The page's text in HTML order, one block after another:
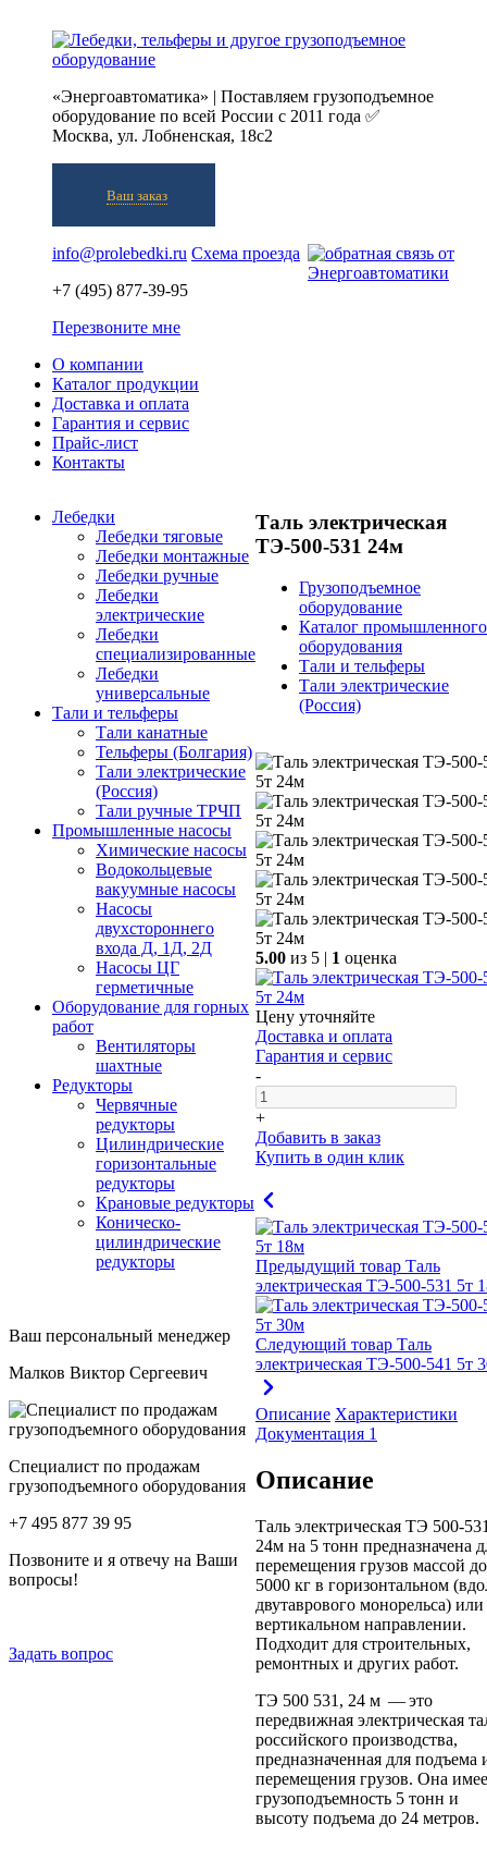
«Энергоавтоматика» | Поставляем грузоподъемное
оборудование по всей России с 2011 года ✅
Москва, ул. Лобненская, 18с2
Ваш заказ
info@prolebedki.ru Схема проезда
+7 (495) 877-39-95
Перезвоните мне
О компании
Каталог продукции
Доставка и оплата
Гарантия и сервис
Прайс-лист
Контакты
Лебедки
Лебедки тяговые
Лебедки монтажные
Лебедки ручные
Лебедки
электрические
Лебедки
специализированные
Лебедки
универсальные
Тали и тельферы
Тали канатные
Тельферы (Болгария)
Тали электрические
(Россия)
Тали ручные ТРЧП
Промышленные насосы
Химические насосы
Водокольцевые
вакуумные насосы
Насосы
двухстороннего
входа Д, 1Д, 2Д
Насосы ЦГ
герметичные
Оборудование для горных
работ
Вентиляторы
шахтные
Редукторы
Червячные
редукторы
Цилиндрические
горизонтальные
редукторы
Крановые редукторы
Коническо-
цилиндрические
редукторы
Ваш персональный менеджер
Малков Виктор Сергеевич
Специалист по продажам
грузоподъемного оборудования
+7 495 877 39 95
Позвоните и я отвечу на Ваши
вопросы!
Задать вопрос
Таль электрическая
ТЭ-500-531 24м
Грузоподъемное
оборудование
Каталог промышленного
оборудования
Тали и тельферы
Тали электрические
(Россия)
5.00 из 5 | 1 оценка
Цену уточняйте
Доставка и оплата
Гарантия и сервис
-
+
Добавить в заказ
Купить в один клик
Предыдущий товар Таль
электрическая ТЭ-500-531 5т
Следующий товар Таль
электрическая ТЭ-500-541 5т
Описание Характеристики
Документация 1
Описание
Таль электрическая ТЭ 500-
24м на 5 тонн предназначена
перемещения грузов массой до
5000 кг в горизонтальном
двутаврового монорельса) или
вертикальном направлении.
Подходит для строительных,
ремонтных и других работ.
ТЭ 500 531, 24 м — это
передвижная электрическая
российского производства,
предназначенная для подъема
перемещения грузов. Она
грузоподъемность 5 тонн и
высоту подъема до 24 метров.